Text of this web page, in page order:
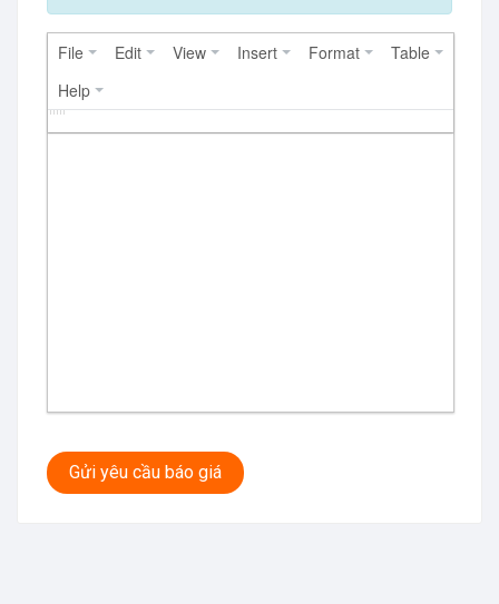
File Edit View Insert Format
Table
Help
Gửi yêu cầu báo giá